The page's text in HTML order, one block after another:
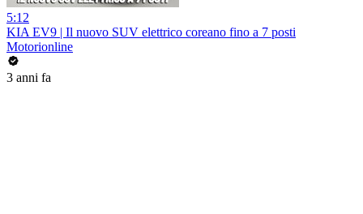
5:12
KIA EV9 | Il nuovo SUV elettrico coreano fino a 7 posti
Motorionline
3 anni fa